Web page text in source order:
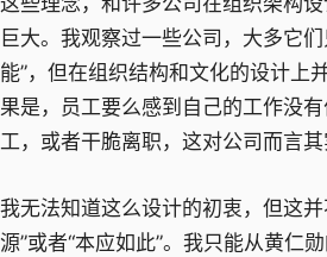
巨大。我观察过一些公司，大多它
能”，但在组织结构和文化的设计上
果是，员工要么感到自己的工作没
工，或者干脆离职，这对公司而言其
我无法知道这么设计的初衷，但这
源”或者“本应如此”。我只能从黄仁